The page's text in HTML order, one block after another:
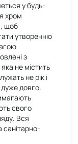
у будь-
хром
щоб
утворенню
з
не містить
не рік і
довго.
свого
Вся
санітарно-